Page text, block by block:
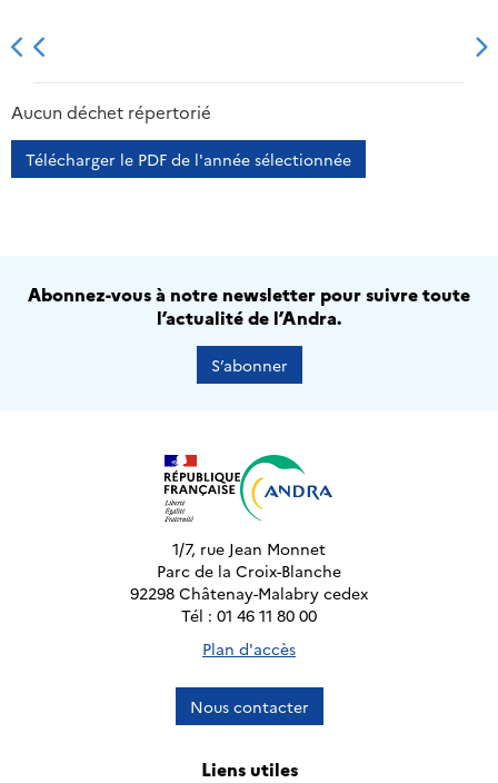
2013 2014
Aucun déchet répertorié
Télécharger le PDF de l'année sélectionnée
Abonnez-vous à notre newsletter pour suivre toute
l’actualité de l’Andra.
S’abonner
1/7, rue Jean Monnet
Parc de la Croix-Blanche
92298 Châtenay-Malabry cedex
Tél : 01 46 11 80 00
Plan d'accès
Nous contacter
Liens utiles